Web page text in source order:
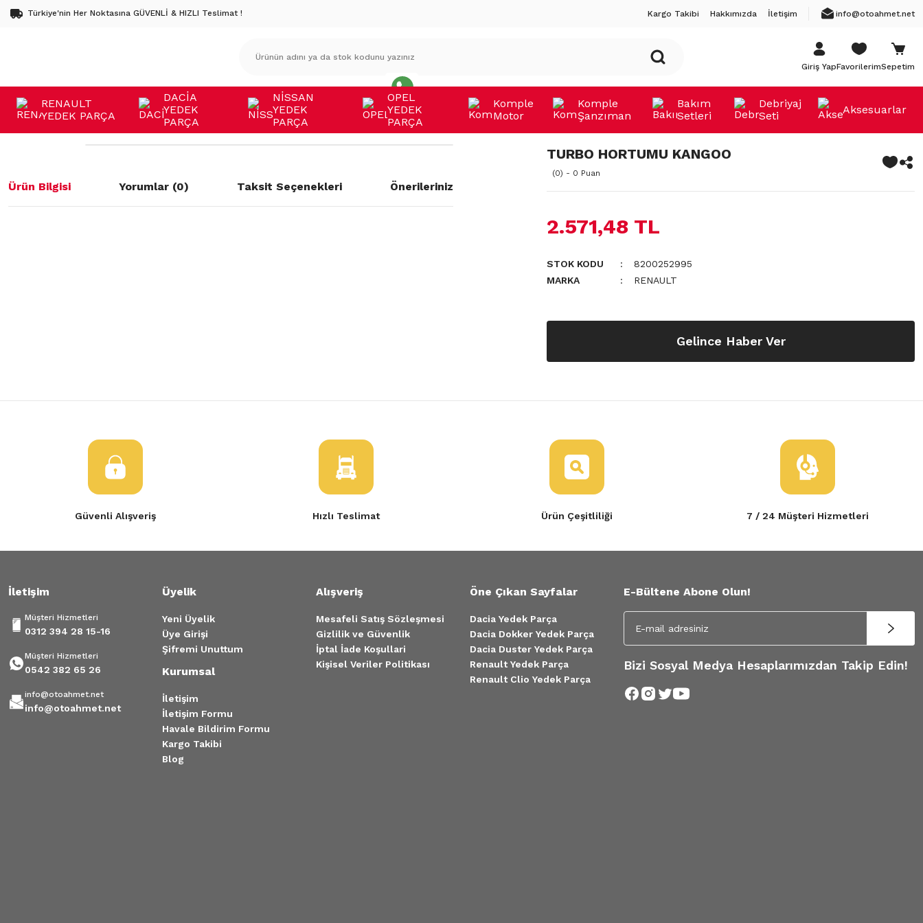
Türkiye'nin Her Noktasına GÜVENLİ & HIZLI Teslimat ! Kargo Takibi Hakkımızda İletişim info@otoahmet.net
Giriş YapFavorilerimSepetim
RENAULT
YEDEK PARÇA
DACİA
YEDEK
PARÇA
NİSSAN
YEDEK
PARÇA
OPEL
YEDEK
PARÇA
Komple
Motor
Komple
Şanzıman
Bakım
Setleri
Debriyaj
Seti
Aksesuarlar
Ürün Bilgisi Yorumlar (0) Taksit Seçenekleri Önerileriniz
TURBO HORTUMU KANGOO
(0) - 0 Puan
2.571,48 TL
STOK KODU
8200252995
MARKA
RENAULT
Gelince Haber Ver
Güvenli Alışveriş Hızlı Teslimat Ürün Çeşitliliği 7 / 24 Müşteri Hizmetleri
İletişim
Müşteri Hizmetleri
0312 394 28 15-16
Müşteri Hizmetleri
0542 382 65 26
info@otoahmet.net
info@otoahmet.net
Üyelik
Yeni Üyelik
Üye Girişi
Şifremi Unuttum
Kurumsal
İletişim
İletişim Formu
Havale Bildirim Formu
Kargo Takibi
Blog
Alışveriş
Mesafeli Satış Sözleşmesi
Gizlilik ve Güvenlik
İptal İade Koşullari
Kişisel Veriler Politikası
Öne Çıkan Sayfalar
Dacia Yedek Parça
Dacia Dokker Yedek Parça
Dacia Duster Yedek Parça
Renault Yedek Parça
Renault Clio Yedek Parça
E-Bültene Abone Olun!
Bizi Sosyal Medya Hesaplarımızdan Takip Edin!